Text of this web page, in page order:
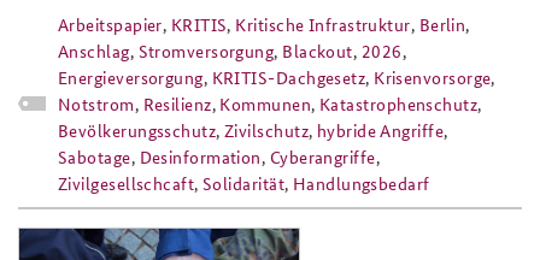
Arbeitspapier, KRITIS, Kritische Infrastruktur, Berlin,
Anschlag, Stromversorgung, Blackout, 2026,
Energieversorgung, KRITIS-Dachgesetz, Krisenvorsorge,
Notstrom, Resilienz, Kommunen, Katastrophenschutz,
Bevölkerungsschutz,Zivilschutz, hybride Angriffe,
Sabotage, Desinformation, Cyberangriffe,
Zivilgesellschcaft, Solidarität, Handlungsbedarf
ap8-